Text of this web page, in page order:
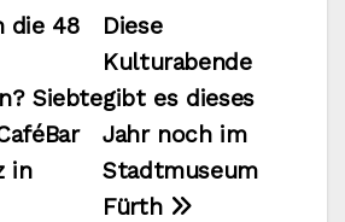
Diese
Kulturabende
gibt es dieses
Jahr noch im
Stadtmuseum
Fürth
die 48
Siebte
in